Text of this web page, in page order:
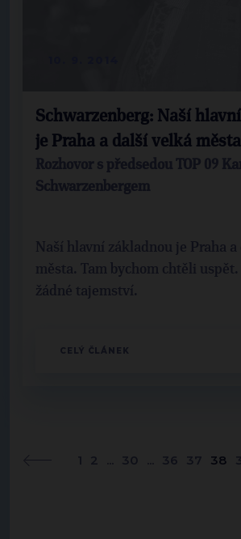
Schwarzenberg: Naší
je Praha a další velká města
Rozhovor s předsedou TOP 09
Schwarzenbergem
Naší hlavní základnou je Praha
města. Tam bychom chtěli uspět.
žádné tajemství.
CELÝ ČLÁNEK
1 2 30 36 37 38